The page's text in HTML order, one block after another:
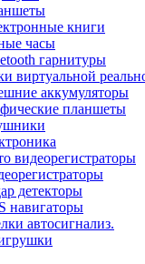
книги
часы
гарнитуры
виртуальной
аккумуляторы
планшеты
видеорегистраторы
детекторы
навигаторы
автосигнализ.